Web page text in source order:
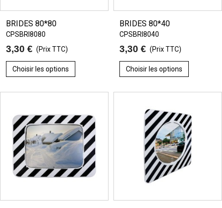
BRIDES 80*80
CPSBRI8080
3,30 € (Prix TTC)
Choisir les options
BRIDES 80*40
CPSBRI8040
3,30 € (Prix TTC)
Choisir les options